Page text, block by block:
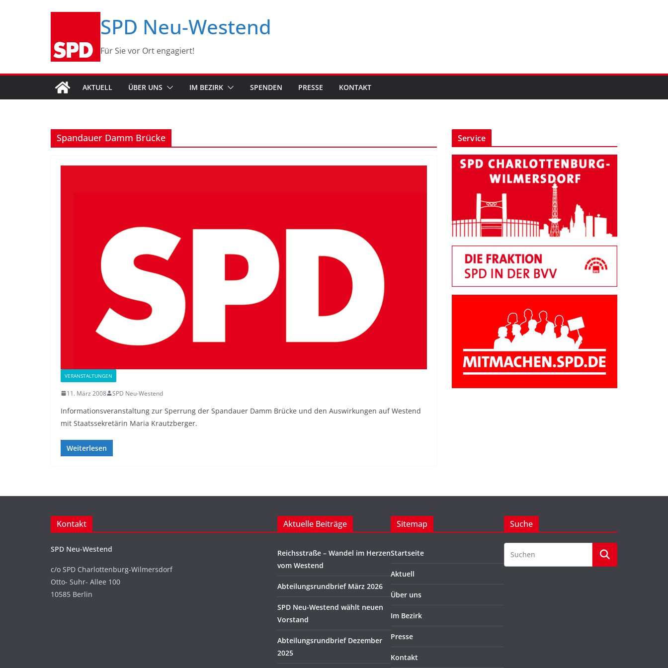
SPD Neu-Westend
Für Sie vor Ort engagiert!
AKTUELL ÜBER UNS IM BEZIRK SPENDEN PRESSE KONTAKT
Spandauer Damm Brücke
VERANSTALTUNGEN
11. März 2008 SPD Neu-Westend
Informationsveranstaltung zur Sperrung der Spandauer Damm Brücke und den Auswirkungen auf Westend
mit Staatssekretärin Maria Krautzberger.
Weiterlesen
Service
Kontakt
SPD Neu-Westend
c/o SPD Charlottenburg-Wilmersdorf
Otto- Suhr- Allee 100
10585 Berlin
Aktuelle Beiträge
Reichsstraße – Wandel im Herzen
vom Westend
Abteilungsrundbrief März 2026
SPD Neu-Westend wählt neuen
Vorstand
Abteilungsrundbrief Dezember
2025
Sitemap
Startseite
Aktuell
Über uns
Im Bezirk
Presse
Kontakt
Suche